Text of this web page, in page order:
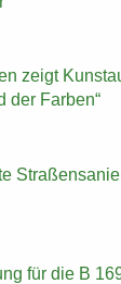
zeigt
der Far­ben“
für die B